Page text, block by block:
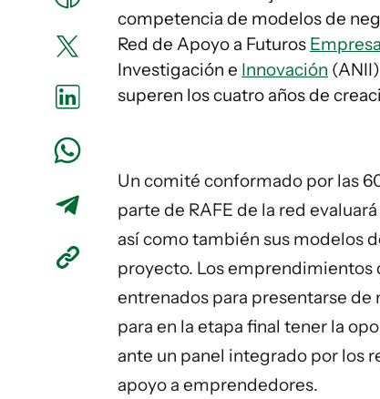
competencia de modelos de
Red de Apoyo a Futuros
Investigación e Innovación
superen los cuatro años de
Un comité conformado por las
parte de RAFE de la red
así como también sus modelos
proyecto. Los emprendimientos
entrenados para presentarse de
para en la etapa final tener la
ante un panel integrado por los
apoyo a emprendedores.